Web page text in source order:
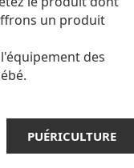
un produit
des
PUÉRICULTURE